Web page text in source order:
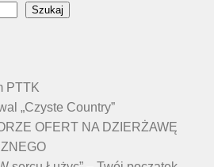
Szukaj
PTTK
„Czyste Country”
OFERT NA DZIERŻAWĘ